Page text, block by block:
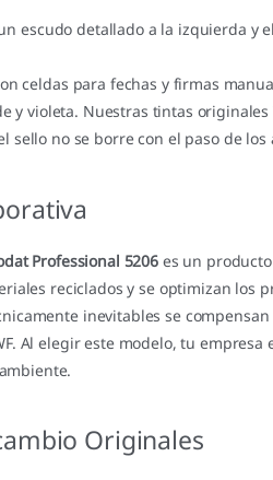
escudo detallado a la izquierda y
celdas para fechas y firmas
y violeta. Nuestras tintas originales
no se borre con el paso de los
Professional 5206es un producto
reciclados y se optimizan los
inevitables se
Al elegir este modelo, tu empresa
Originales